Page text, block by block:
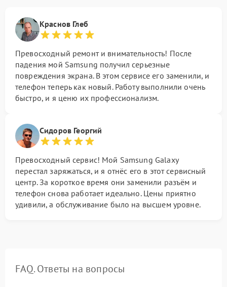
Краснов Глеб
Превосходный ремонт и внимательность! После
падения мой Samsung получил серьезные
повреждения экрана. В этом сервисе его заменили, и
телефон теперь как новый. Работу выполнили очень
быстро, и я ценю их профессионализм.
Сидоров Георгий
Превосходный сервис! Мой Samsung Galaxy
перестал заряжаться, и я отнёс его в этот сервисный
центр. За короткое время они заменили разъём и
телефон снова работает идеально. Цены приятно
удивили, а обслуживание было на высшем уровне.
FAQ. Ответы на вопросы